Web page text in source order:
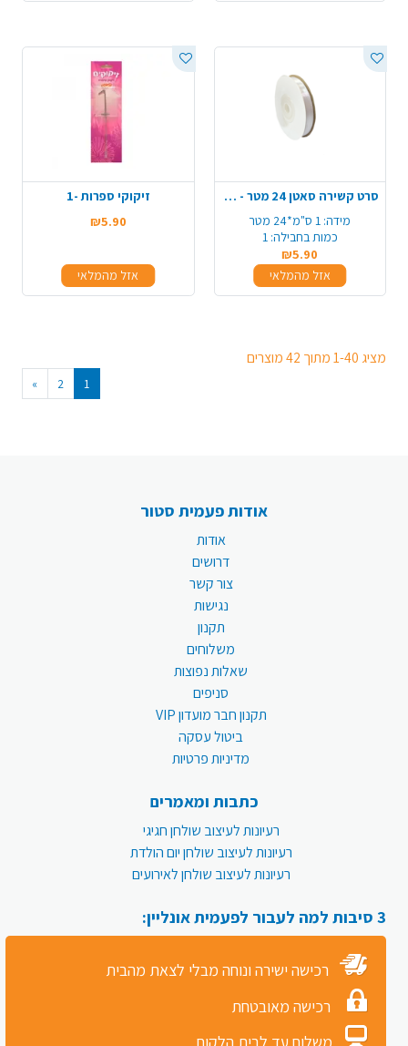
סרט קשירה סאטן 24 מטר - לבן
מידה: 1 ס"מ*24 מטר
כמות בחבילה: 1
₪5.90
אזל מהמלאי
זיקוקי ספרות -1
₪5.90
אזל מהמלאי
מציג 1-40 מתוך 42 מוצרים
1
2
»
אודות פעמית סטור
אודות
דרושים
צור קשר
נגישות
תקנון
משלוחים
שאלות נפוצות
סניפים
תקנון חבר מועדון VIP
ביטול עסקה
מדיניות פרטיות
כתבות ומאמרים
רעיונות לעיצוב שולחן חגיגי
רעיונות לעיצוב שולחן יום הולדת
רעיונות לעיצוב שולחן לאירועים
3 סיבות למה לעבור לפעמית אונליין:
רכישה ישירה ונוחה מבלי לצאת מהבית
רכישה מאובטחת
משלוח עד לבית הלקוח